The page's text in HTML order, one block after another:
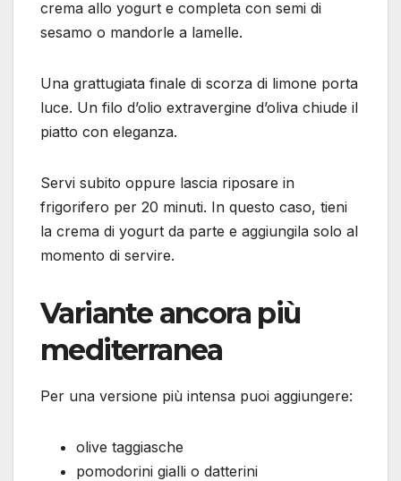
crema allo yogurt e completa con semi di
sesamo o mandorle a lamelle.
Una grattugiata finale di scorza di limone porta
luce. Un filo d’olio extravergine d’oliva chiude il
piatto con eleganza.
Servi subito oppure lascia riposare in
frigorifero per 20 minuti. In questo caso, tieni
la crema di yogurt da parte e aggiungila solo al
momento di servire.
Variante ancora più
mediterranea
Per una versione più intensa puoi aggiungere:
olive taggiasche
pomodorini gialli o datterini